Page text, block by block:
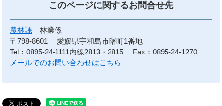
このページに関するお問合せ先
農林課
林業係
〒798-8601
愛媛県宇和島市曙町1番地
Tel：0895-24-1111内線2813・2815
Fax：0895-24-1270
メールでのお問い合わせはこちら